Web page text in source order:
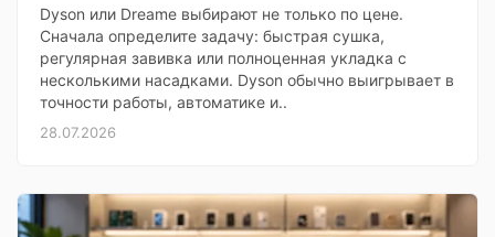
Dyson или Dreame выбирают не только по цене.
Сначала определите задачу: быстрая сушка,
регулярная завивка или полноценная укладка с
несколькими насадками. Dyson обычно выигрывает в
точности работы, автоматике и..
28.07.2026